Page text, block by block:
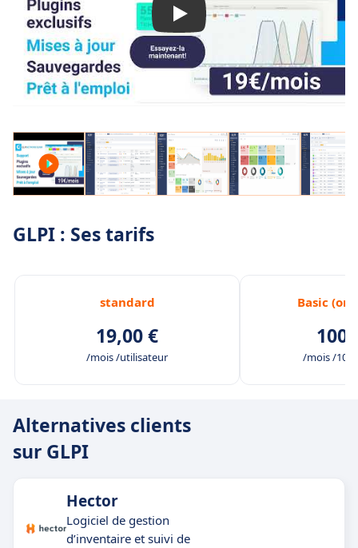
GLPI : Ses tarifs
standard
19,00 €
/mois /utilisateur
Basic
/mois /10
Alternatives clients
sur GLPI
Hector
Logiciel de gestion
d’inventaire et suivi de